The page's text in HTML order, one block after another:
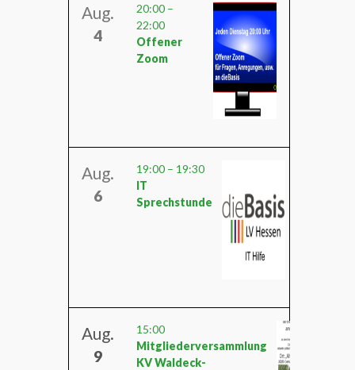
Aug.
4
20:00 –
22:00
Offener
Zoom
Aug.
6
19:00 – 19:30
IT
Sprechstunde
Aug.
9
15:00
Mitgliederversammlung
KV Waldeck-